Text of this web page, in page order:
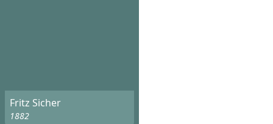
Fritz Sicher
1882